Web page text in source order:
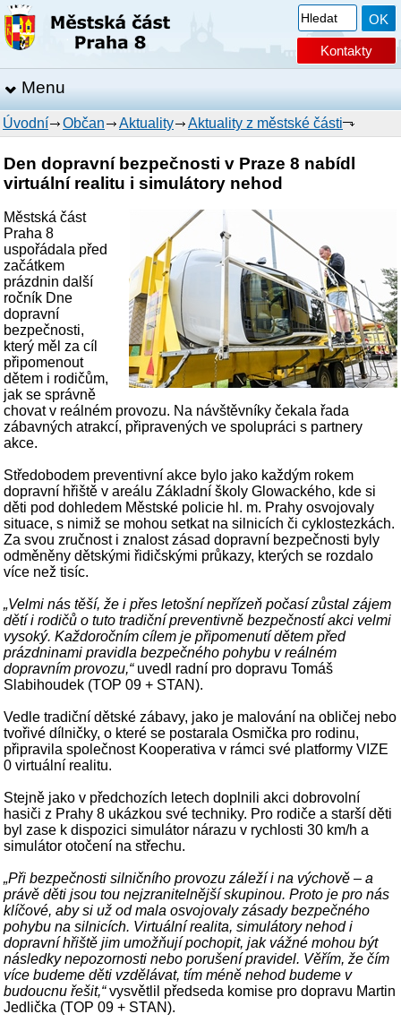
Kontakty
Menu
Úvodní Občan Aktuality Aktuality z městské části
Den dopravní bezpečnosti v Praze 8 nabídl
virtuální realitu i simulátory nehod
Městská část
Praha 8
uspořádala před
začátkem
prázdnin další
ročník Dne
dopravní
bezpečnosti,
který měl za cíl
připomenout
dětem i rodičům,
jak se správně
chovat v reálném provozu. Na návštěvníky čekala řada
zábavných atrakcí, připravených ve spolupráci s partnery
akce.
Středobodem preventivní akce bylo jako každým rokem
dopravní hřiště v areálu Základní školy Glowackého, kde si
děti pod dohledem Městské policie hl. m. Prahy osvojovaly
situace, s nimiž se mohou setkat na silnicích či cyklostezkách.
Za svou zručnost i znalost zásad dopravní bezpečnosti byly
odměněny dětskými řidičskými průkazy, kterých se rozdalo
více než tisíc.
„Velmi nás těší, že i přes letošní nepřízeň počasí zůstal zájem
dětí i rodičů o tuto tradiční preventivně bezpečností akci velmi
vysoký. Každoročním cílem je připomenutí dětem před
prázdninami pravidla bezpečného pohybu v reálném
dopravním provozu,“uvedl radní pro dopravu Tomáš
Slabihoudek (TOP 09 + STAN).
Vedle tradiční dětské zábavy, jako je malování na obličej nebo
tvořivé dílničky, o které se postarala Osmička pro rodinu,
připravila společnost Kooperativa v rámci své platformy VIZE
0 virtuální realitu.
Stejně jako v předchozích letech doplnili akci dobrovolní
hasiči z Prahy 8 ukázkou své techniky. Pro rodiče a starší děti
byl zase k dispozici simulátor nárazu v rychlosti 30 km/h a
simulátor otočení na střechu.
„Při bezpečnosti silničního provozu záleží i na výchově – a
právě děti jsou tou nejzranitelnější skupinou. Proto je pro nás
klíčové, aby si už od mala osvojovaly zásady bezpečného
pohybu na silnicích. Virtuální realita, simulátory nehod i
dopravní hřiště jim umožňují pochopit, jak vážné mohou být
následky nepozornosti nebo porušení pravidel. Věřím, že čím
více budeme děti vzdělávat, tím méně nehod budeme v
budoucnu řešit,“vysvětlil předseda komise pro dopravu Martin
Jedlička (TOP 09 + STAN).